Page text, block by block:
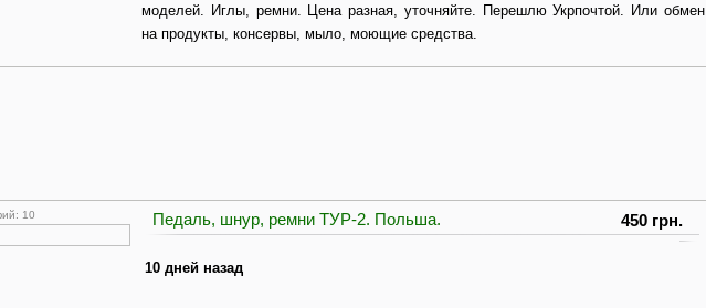
моделей. Иглы, ремни. Цена разная, уточняйте. Перешлю Укрпочтой. Или обмен
на продукты, консервы, мыло, моющие средства.
10 Педаль, шнур, ремни ТУР-2. Польша. 450 грн.
10 дней назад